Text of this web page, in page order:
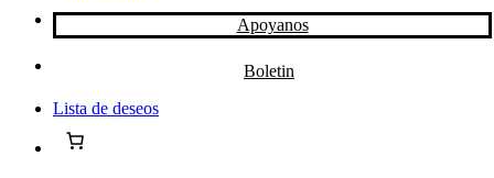
Apoyanos
Boletin
Lista de deseos